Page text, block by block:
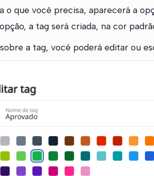
o que você precisa, aparecerá a
a tag será criada, na cor
a tag, você poderá editar ou